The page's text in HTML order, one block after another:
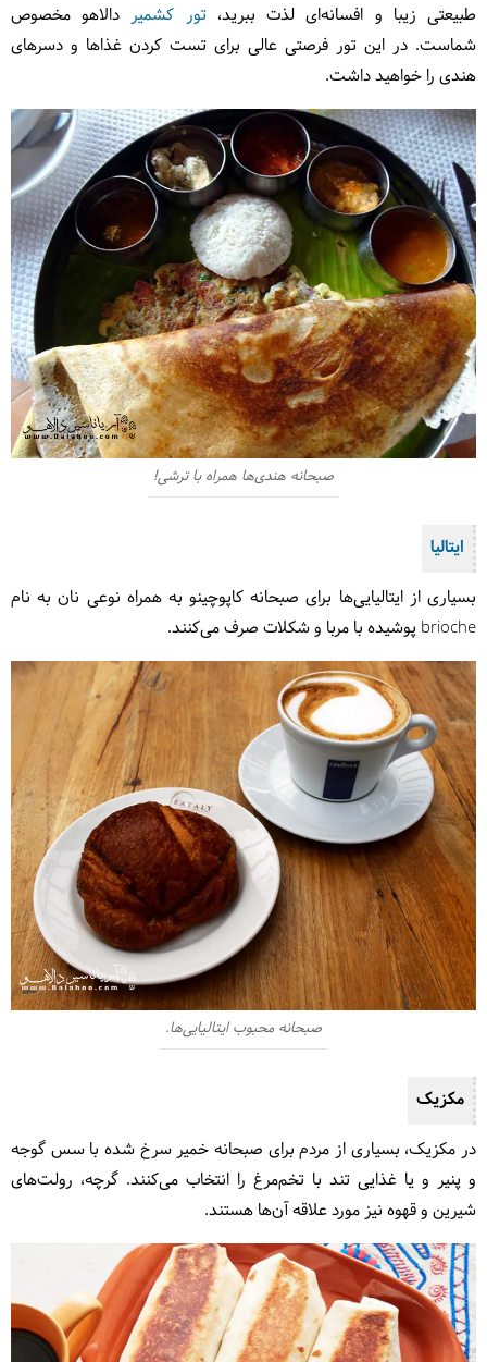
طبیعتی زیبا و افسانه‌ای لذت ببرید،تور کشمیردالاهو مخصوص
شماست. در این تور فرصتی عالی برای تست کردن غذاها و دسرهای
هندی را خواهید داشت.
صبحانه هندی‌‌ها همراه با ترشی!
ایتالیا
بسیاری از ایتالیایی‌ها برای صبحانه کاپوچینو به همراه نوعی نان به نام
brioche پوشیده با مربا و شکلات صرف می‌کنند.
صبحانه محبوب ایتالیایی‌ها.
مکزیک
در مکزیک، بسیاری از مردم برای صبحانه خمیر سرخ شده با سس گوجه
و پنیر و یا غذایی تند با تخم‌مرغ را انتخاب می‌کنند. گرچه، رولت‌های
شیرین و قهوه نیز مورد علاقه آن‌ها هستند.